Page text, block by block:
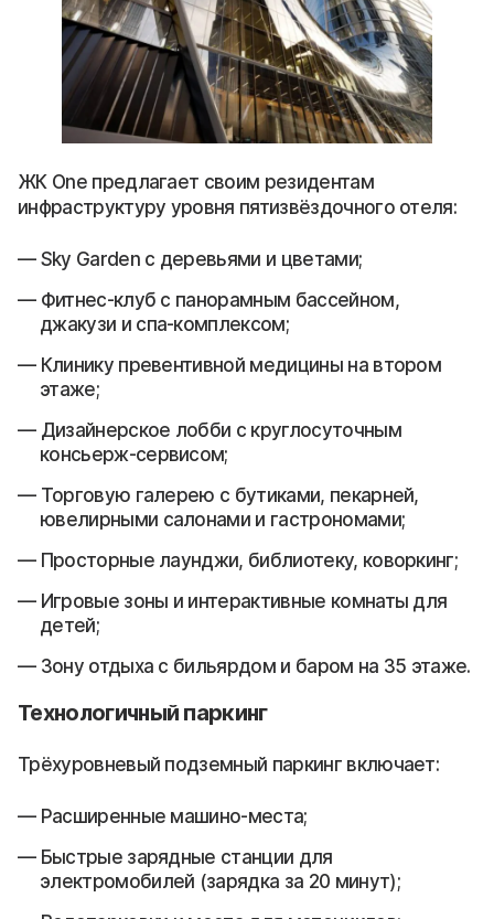
ЖК One предлагает своим резидентам
инфраструктуру уровня пятизвёздочного отеля:
Sky Garden с деревьями и цветами;
Фитнес-клуб с панорамным бассейном,
джакузи и спа-комплексом;
Клинику превентивной медицины на втором
этаже;
Дизайнерское лобби с круглосуточным
консьерж-сервисом;
Торговую галерею с бутиками, пекарней,
ювелирными салонами и гастрономами;
Просторные лаунджи, библиотеку, коворкинг;
Игровые зоны и интерактивные комнаты для
детей;
Зону отдыха с бильярдом и баром на 35 этаже.
Технологичный паркинг
Трёхуровневый подземный паркинг включает:
Расширенные машино-места;
Быстрые зарядные станции для
электромобилей (зарядка за 20 минут);